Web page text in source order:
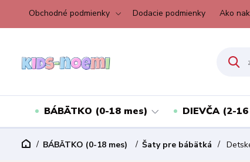
Obchodné podmienky Dodacie podmienky Ako
BÁBÄTKO (0-18 mes) DIEVČA (2-
BÁBÄTKO (0-18 mes) Šaty pre bábätká